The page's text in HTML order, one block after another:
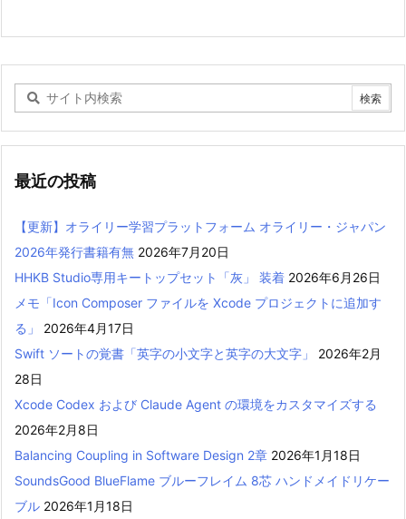
最近の投稿
【更新】オライリー学習プラットフォーム オライリー・ジャパン
2026年発行書籍有無 2026年7月20日
HHKB Studio専用キートップセット「灰」 装着 2026年6月26日
メモ「Icon Composer ファイルを Xcode プロジェクトに追加す
る」
2026年4月17日
Swift ソートの覚書「英字の小文字と英字の大文字」
2026年2月
28日
Xcode Codex および Claude Agent の環境をカスタマイズする
2026年2月8日
Balancing Coupling in Software Design 2章 2026年1月18日
SoundsGood BlueFlame ブルーフレイム 8芯 ハンドメイドリケー
ブル 2026年1月18日